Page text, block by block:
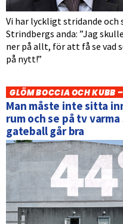
Vi har lyckligt stridande och
Strindbergs anda: ”Jag
ner på allt, för att få se vad
på nytt!”
GLÖM BOCCIA OCH KUBB
Man måste inte sitta
rum och se på tv
gateball går bra